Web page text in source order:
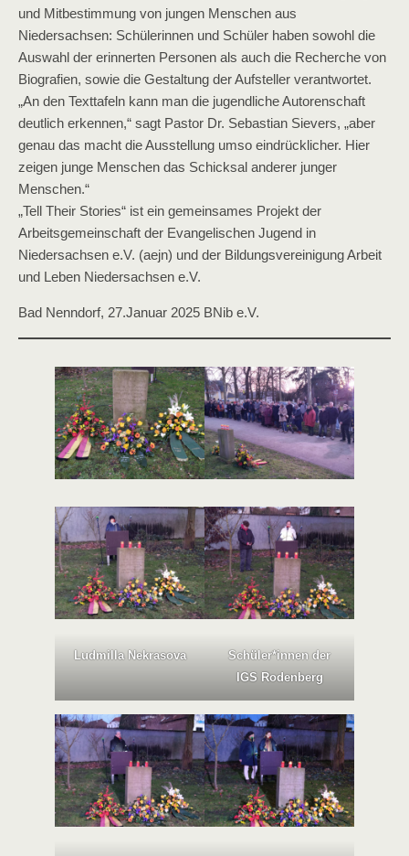
und Mitbestimmung von jungen Menschen aus
Niedersachsen: Schülerinnen und Schüler haben sowohl die
Auswahl der erinnerten Personen als auch die Recherche von
Biografien, sowie die Gestaltung der Aufsteller verantwortet.
„An den Texttafeln kann man die jugendliche Autorenschaft
deutlich erkennen,“ sagt Pastor Dr. Sebastian Sievers, „aber
genau das macht die Ausstellung umso eindrücklicher. Hier
zeigen junge Menschen das Schicksal anderer junger
Menschen.“
„Tell Their Stories“ ist ein gemeinsames Projekt der
Arbeitsgemeinschaft der Evangelischen Jugend in
Niedersachsen e.V. (aejn) und der Bildungsvereinigung Arbeit
und Leben Niedersachsen e.V.
Bad Nenndorf, 27.Januar 2025 BNib e.V.
Ludmilla Nekrasova
Schüler*innen der
IGS Rodenberg